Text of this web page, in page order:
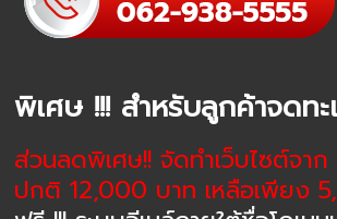
พิเศษ !!! สำหรับลูกค้าจดทะ
ส่วนลดพิเศษ!! จัดทำเว็บไซต์จาก
ปกติ 12,000 บาท เหลือเพียง